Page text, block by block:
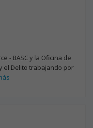
- BASC y la Oficina de
el Delito trabajando por